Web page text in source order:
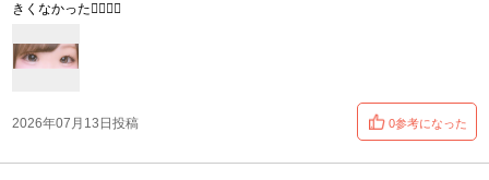
きくなかった👍🏻👍🏻
2026年07月13日投稿 0参考になった